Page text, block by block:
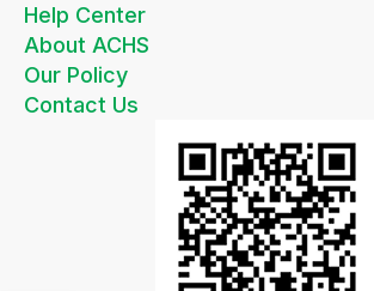
Help Center
About ACHS
Our Policy
Contact Us